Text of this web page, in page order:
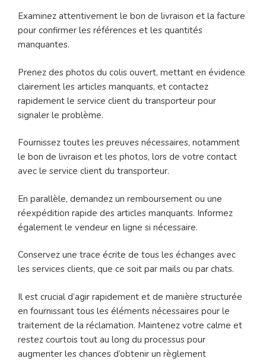
Examinez attentivement le bon de livraison et la facture
pour confirmer les références et les quantités
manquantes.
Prenez des photos du colis ouvert, mettant en évidence
clairement les articles manquants, et contactez
rapidement le service client du transporteur pour
signaler le problème.
Fournissez toutes les preuves nécessaires, notamment
le bon de livraison et les photos, lors de votre contact
avec le service client du transporteur.
En parallèle, demandez un remboursement ou une
réexpédition rapide des articles manquants. Informez
également le vendeur en ligne si nécessaire.
Conservez une trace écrite de tous les échanges avec
les services clients, que ce soit par mails ou par chats.
Il est crucial d’agir rapidement et de manière structurée
en fournissant tous les éléments nécessaires pour le
traitement de la réclamation. Maintenez votre calme et
restez courtois tout au long du processus pour
augmenter les chances d’obtenir un règlement